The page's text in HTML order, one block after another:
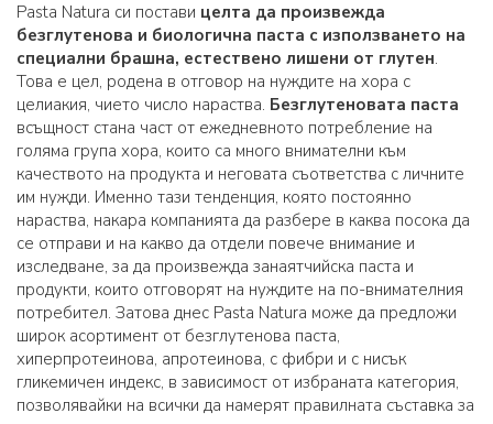
Pasta Natura си постави целта да произвежда
безглутенова и биологична паста с използването на
специални брашна, естествено лишени от глутен.
Това е цел, родена в отговор на нуждите на хора с
целиакия, чието число нараства. Безглутеновата паста
всъщност стана част от ежедневното потребление на
голяма група хора, които са много внимателни към
качеството на продукта и неговата съответства с личните
им нужди. Именно тази тенденция, която постоянно
нараства, накара компанията да разбере в каква посока да
се отправи и на какво да отдели повече внимание и
изследване, за да произвежда занаятчийска паста и
продукти, които отговорят на нуждите на по-внимателния
потребител. Затова днес Pasta Natura може да предложи
широк асортимент от безглутенова паста,
хиперпротеинова, апротеинова, с фибри и с нисък
гликемичен индекс, в зависимост от избраната категория,
позволявайки на всички да намерят правилната съставка за